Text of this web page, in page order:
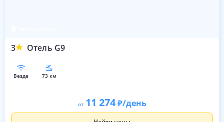
3 Отель G9
везде 73 км
от 11 274 /день